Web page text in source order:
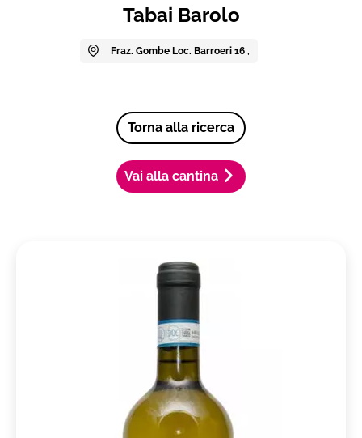
Tabai Barolo
Fraz. Gombe Loc. Barroeri 16 ,
Torna alla ricerca
Vai alla cantina